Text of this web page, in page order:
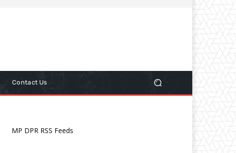
Contact Us
MP DPR RSS Feeds